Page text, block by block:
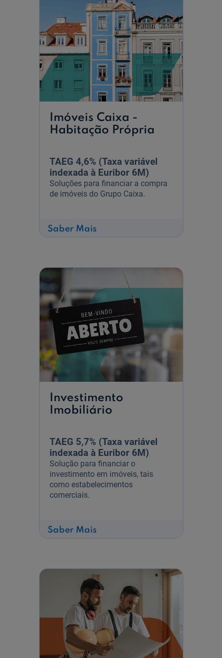
Imóveis Caixa -
Habitação Própria
TAEG 4,6% (Taxa variável
indexada à Euribor 6M)
Soluções para financiar a compra
de imóveis do Grupo Caixa.
Saber Maissobre
Imóveis
Própria
Investimento
Imobiliário
TAEG 5,7% (Taxa variável
indexada à Euribor 6M)
Solução para financiar o
investimento em imóveis, tais
como estabelecimentos
comerciais.
Saber Maissobre
Investimento